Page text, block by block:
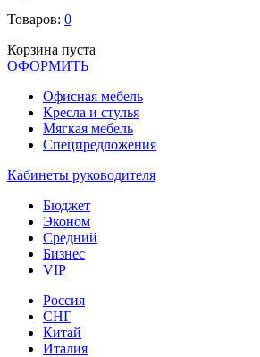
Товаров: 0
Корзина пуста
ОФОРМИТЬ
Офиcная мебель
Кресла и стулья
Мягкая мебель
Спецпредложения
Кабинеты руководителя
Бюджет
Эконом
Средний
Бизнес
VIP
Россия
СНГ
Китай
Италия